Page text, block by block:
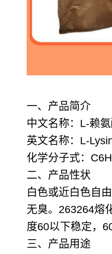
一、产品简介
中文名称：L-赖
英文名称：L-
化学分子式：
二、产品性状
白色或近白色自
无臭。263264熔
度60以下稳定，
三、产品用途